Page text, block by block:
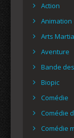
Action
Animation
Arts
Aventure
Bande
Biopic
Comédie
Comédie
Comédie